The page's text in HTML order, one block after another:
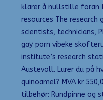
klarer å nullstille foran
resources The research
scientists, technicians,
gay porn vibeke
institute’s research
Austevoll. Lurer du på
quinoamel? MVA kr
tilbehør: Rundpinne og